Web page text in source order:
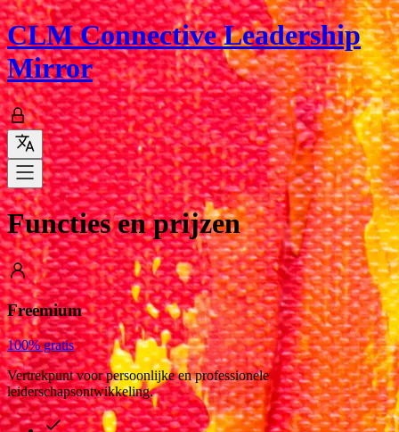
CLMConnective Leadership
Mirror
Functies en prijzen
Freemium
100% gratis
Vertrekpunt voor persoonlijke en professionele
leiderschapsontwikkeling.